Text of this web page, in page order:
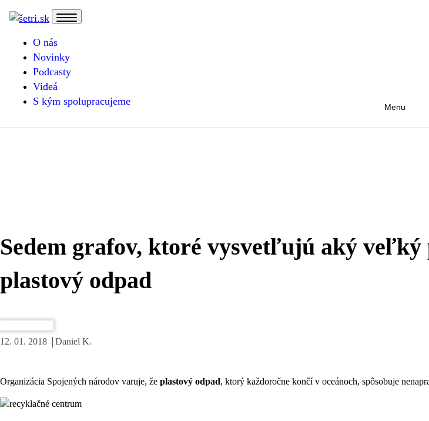
Menu
O nás
Novinky
Podcasty
Videá
S kým spolupracujeme
Sedem grafov, ktoré vysvetľujú aký veľký
plastový odpad
12. 01. 2018
Daniel K.
Organizácia Spojených národov varuje, že plastový odpad, ktorý každoročne končí v oceánoch, spôsobuje